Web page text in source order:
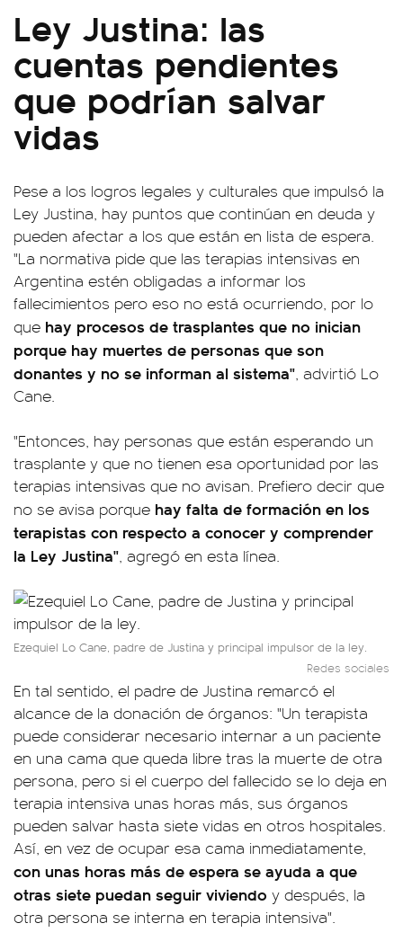
Ley Justina: las
cuentas pendientes
que podrían salvar
vidas
Pese a los logros legales y culturales que impulsó la
Ley Justina, hay puntos que continúan en deuda y
pueden afectar a los que están en lista de espera.
"La normativa pide que las terapias intensivas en
Argentina estén obligadas a informar los
fallecimientos pero eso no está ocurriendo, por lo
que hay procesos de trasplantes que no inician
porque hay muertes de personas que son
donantes y no se informan al sistema", advirtió Lo
Cane.
"Entonces, hay personas que están esperando un
trasplante y que no tienen esa oportunidad por las
terapias intensivas que no avisan. Prefiero decir que
no se avisa porque hay falta de formación en los
terapistas con respecto a conocer y comprender
la Ley Justina", agregó en esta línea.
Ezequiel Lo Cane, padre de Justina y principal impulsor de la ley.
Redes sociales
En tal sentido, el padre de Justina remarcó el
alcance de la donación de órganos: "Un terapista
puede considerar necesario internar a un paciente
en una cama que queda libre tras la muerte de otra
persona, pero si el cuerpo del fallecido se lo deja en
terapia intensiva unas horas más, sus órganos
pueden salvar hasta siete vidas en otros hospitales.
Así, en vez de ocupar esa cama inmediatamente,
con unas horas más de espera se ayuda a que
otras siete puedan seguir viviendo y después, la
otra persona se interna en terapia intensiva".